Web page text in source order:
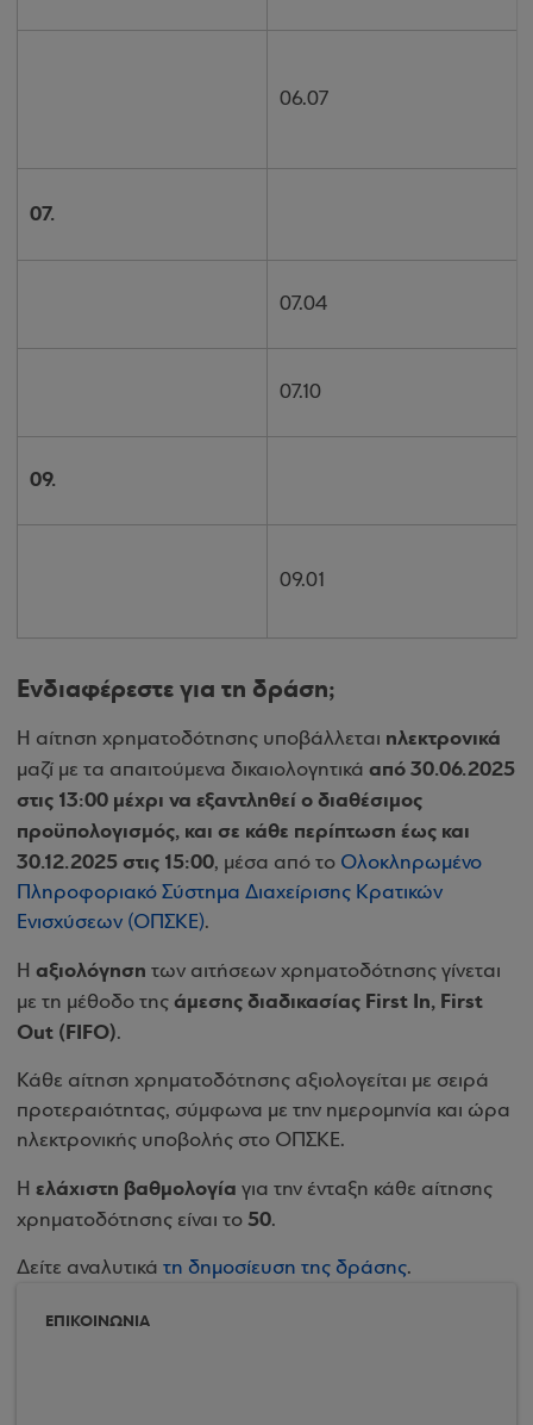
06.07
07.
07.04
07.10
09.
09.01
Ενδιαφέρεστε για τη δράση;
Η αίτηση χρηματοδότησης υποβάλλεται ηλεκτρονικά
μαζί με τα απαιτούμενα δικαιολογητικά από 30.06.2025
στις 13:00 μέχρι να εξαντληθεί ο διαθέσιμος
προϋπολογισμός, και σε κάθε περίπτωση έως και
30.12.2025 στις 15:00, μέσα από το Ολοκληρωμένο
Πληροφοριακό Σύστημα Διαχείρισης Κρατικών
Ενισχύσεων (ΟΠΣΚΕ).
H αξιολόγηση των αιτήσεων χρηματοδότησης γίνεται
με τη μέθοδο της άμεσης διαδικασίας First In, First
Out (FIFO).
Κάθε αίτηση χρηματοδότησης αξιολογείται με σειρά
προτεραιότητας, σύμφωνα με την ημερομηνία και ώρα
ηλεκτρονικής υποβολής στο ΟΠΣΚΕ.
H ελάχιστη βαθμολογία για την ένταξη κάθε αίτησης
χρηματοδότησης είναι το 50.
Δείτε αναλυτικά τη δημοσίευση της δράσης.
ΕΠΙΚΟΙΝΩΝΙΑ